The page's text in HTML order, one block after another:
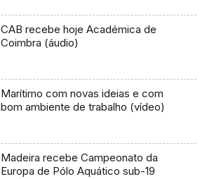
CAB recebe hoje Académica de
Coimbra (áudio)
Marítimo com novas ideias e com
bom ambiente de trabalho (vídeo)
Madeira recebe Campeonato da
Europa de Pólo Aquático sub-19